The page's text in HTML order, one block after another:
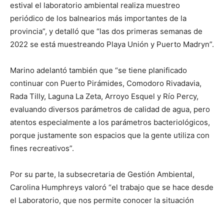
estival el laboratorio ambiental realiza muestreo
periódico de los balnearios más importantes de la
provincia”, y detalló que “las dos primeras semanas de
2022 se está muestreando Playa Unión y Puerto Madryn”.
Marino adelantó también que “se tiene planificado
continuar con Puerto Pirámides, Comodoro Rivadavia,
Rada Tilly, Laguna La Zeta, Arroyo Esquel y Río Percy,
evaluando diversos parámetros de calidad de agua, pero
atentos especialmente a los parámetros bacteriológicos,
porque justamente son espacios que la gente utiliza con
fines recreativos”.
Por su parte, la subsecretaria de Gestión Ambiental,
Carolina Humphreys valoró “el trabajo que se hace desde
el Laboratorio, que nos permite conocer la situación